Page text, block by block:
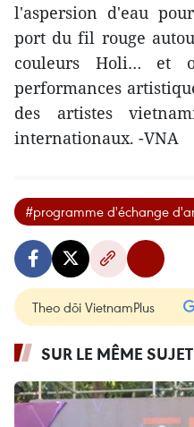
l'aspersion d'eau
port du fil rouge
couleurs Holi… et
performances
des artistes
internationaux. -VNA
#programme d'échange
Theo dõi VietnamPlus
SUR LE MÊME SUJET